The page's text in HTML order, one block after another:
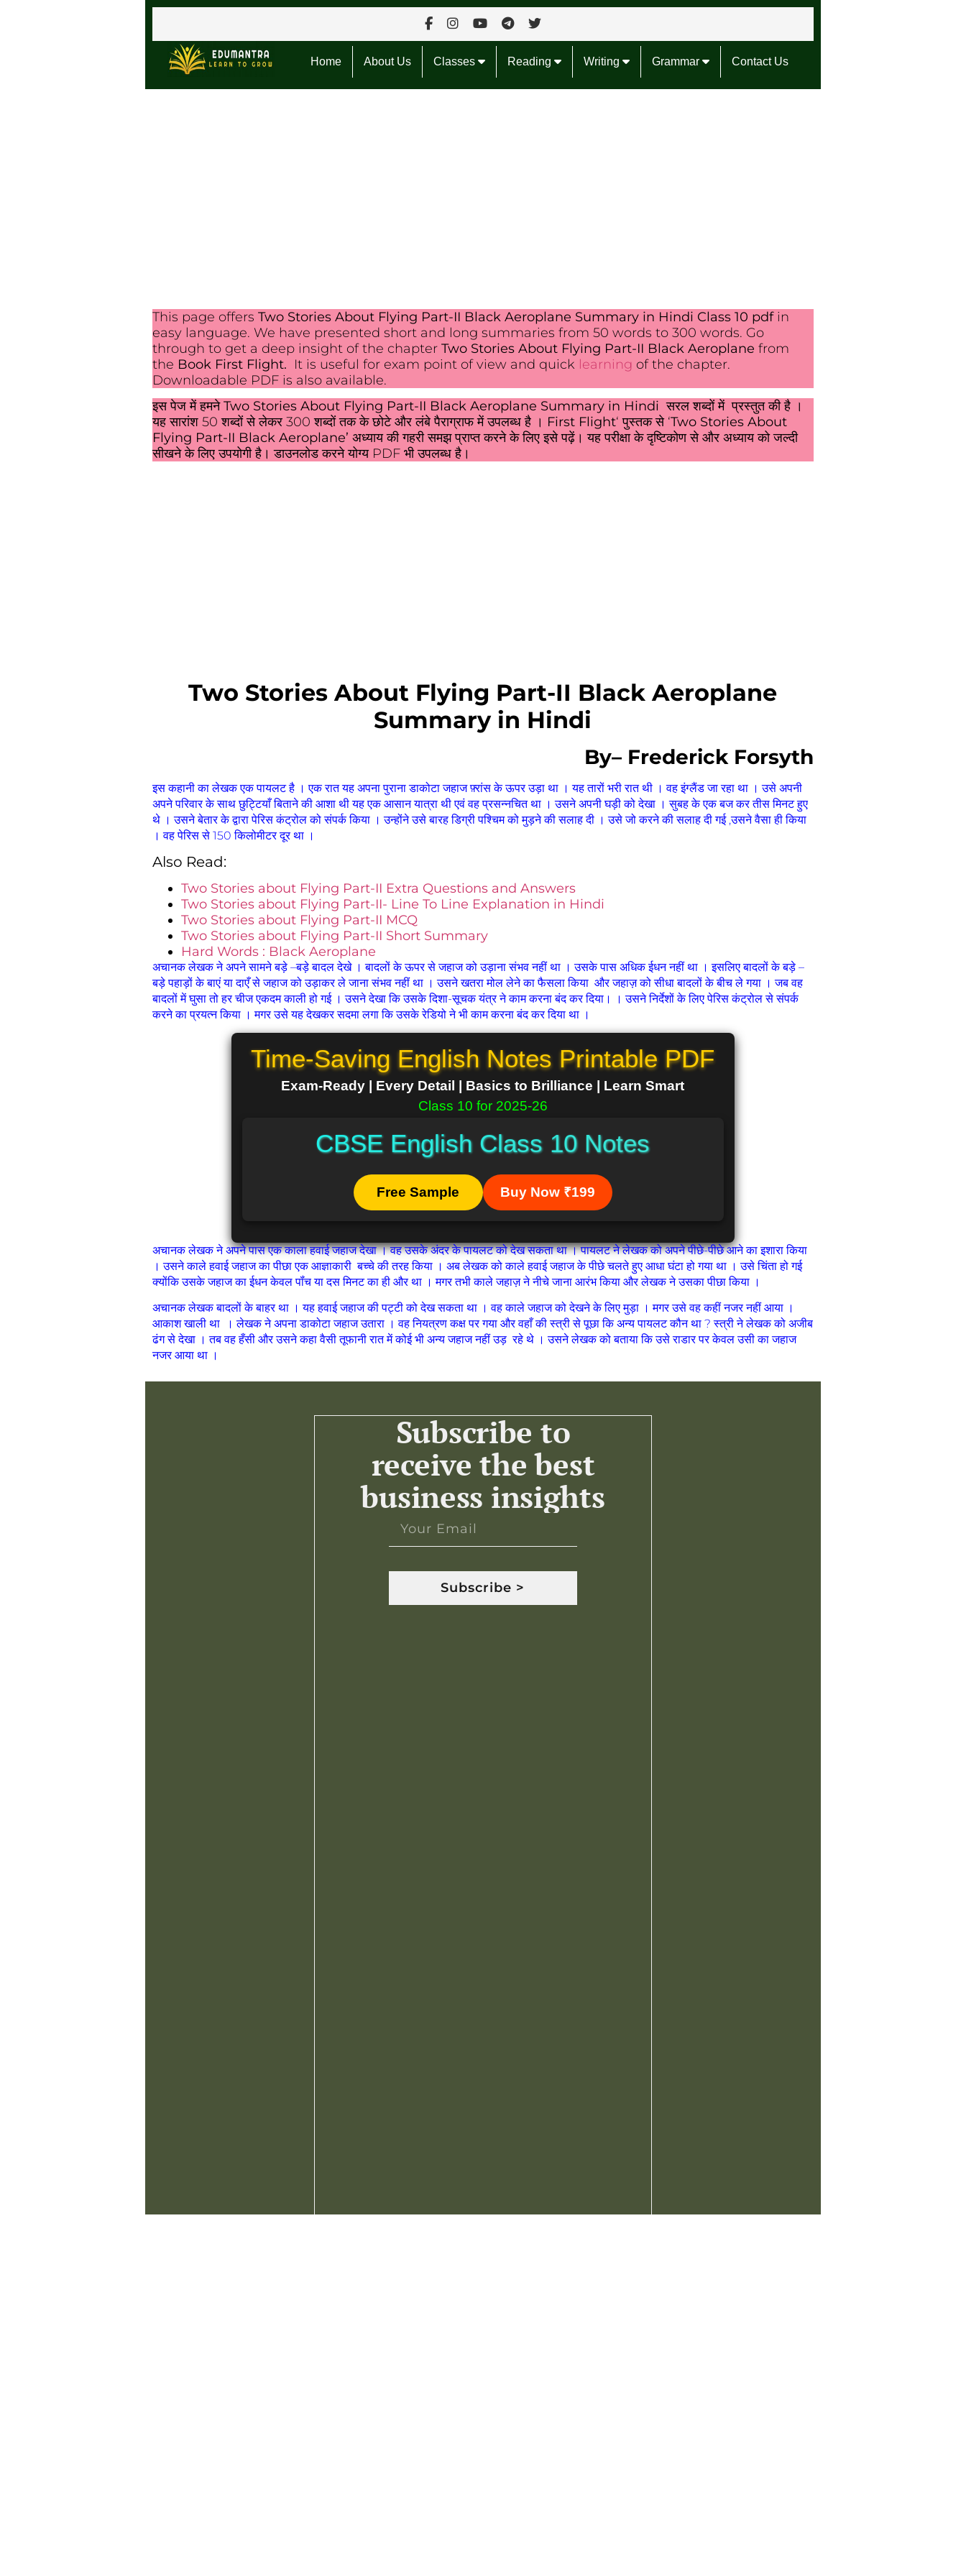
Home About Us Classes Reading Writing Grammar Contact Us
This page offers Two Stories About Flying Part-II Black Aeroplane Summary in Hindi Class 10 pdf in
easy language. We have presented short and long summaries from 50 words to 300 words. Go
through to get a deep insight of the chapter Two Stories About Flying Part-II Black Aeroplane from
the Book First Flight. It is useful for exam point of view and quick learning of the chapter.
Downloadable PDF is also available.
इस पेज में हमनेTwo Stories About Flying Part-II Black Aeroplane Summary in Hindi सरल शब्दों में प्रस्तुत की है ।
यह सारांश 50 शब्दों से लेकर 300 शब्दों तक के छोटे और लंबे पैराग्राफ में उपलब्ध है । First Flight‘ पुस्तक से ‘Two Stories About
Flying Part-II Black Aeroplane’ अध्याय की गहरी समझ प्राप्त करने के लिए इसे पढ़ें। यह परीक्षा के दृष्टिकोण से और अध्याय को जल्दी
सीखने के लिए उपयोगी है। डाउनलोड करने योग्य PDF भी उपलब्ध है।
Two Stories About Flying Part-II Black Aeroplane
Summary in Hindi
By– Frederick Forsyth
इस कहानी का लेखक एक पायलट है । एक रात यह अपना पुराना डाकोटा जहाज फ़्रांस के ऊपर उड़ा था । यह तारों भरी रात थी । वह इंग्लैंड जा रहा था । उसे अपनी
अपने परिवार के साथ छुट्टियाँ बिताने की आशा थी यह एक आसान यात्रा थी एवं वह प्रसन्नचित था । उसने अपनी घड़ी को देखा । सुबह के एक बज कर तीस मिनट हुए
थे । उसने बेतार के द्वारा पेरिस कंट्रोल को संपर्क किया । उन्होंने उसे बारह डिग्री पश्चिम को मुड़ने की सलाह दी । उसे जो करने की सलाह दी गई ,उसने वैसा ही किया
। वह पेरिस से 150 किलोमीटर दूर था ।
Also Read:
Two Stories about Flying Part-II Extra Questions and Answers
Two Stories about Flying Part-II- Line To Line Explanation in Hindi
Two Stories about Flying Part-II MCQ
Two Stories about Flying Part-II Short Summary
Hard Words : Black Aeroplane
अचानक लेखक ने अपने सामने बड़े –बड़े बादल देखे । बादलों के ऊपर से जहाज को उड़ाना संभव नहीं था । उसके पास अधिक ईधन नहीं था । इसलिए बादलों के बड़े –
बड़े पहाड़ों के बाएं या दाएँ से जहाज को उड़ाकर ले जाना संभव नहीं था । उसने खतरा मोल लेने का फैसला किया और जहाज़ को सीधा बादलों के बीच ले गया । जब वह
बादलों में घुसा तो हर चीज एकदम काली हो गई । उसने देखा कि उसके दिशा-सूचक यंत्र ने काम करना बंद कर दिया। । उसने निर्देशों के लिए पेरिस कंट्रोल से संपर्क
करने का प्रयत्न किया । मगर उसे यह देखकर सदमा लगा कि उसके रेडियो ने भी काम करना बंद कर दिया था ।
Time-Saving English Notes Printable PDF
Exam-Ready | Every Detail | Basics to Brilliance | Learn Smart
Class 10 for 2025-26
CBSE English Class 10 Notes
Free Sample Buy Now ₹199
अचानक लेखक ने अपने पास एक काला हवाई जहाज देखा । वह उसके अंदर के पायलट को देख सकता था । पायलट ने लेखक को अपने पीछे-पीछे आने का इशारा किया
। उसने काले हवाई जहाज का पीछा एक आज्ञाकारी बच्चे की तरह किया । अब लेखक को काले हवाई जहाज के पीछे चलते हुए आधा घंटा हो गया था । उसे चिंता हो गई
क्योंकि उसके जहाज का ईधन केवल पॉंच या दस मिनट का ही और था । मगर तभी काले जहाज़ ने नीचे जाना आरंभ किया और लेखक ने उसका पीछा किया ।
अचानक लेखक बादलों के बाहर था । यह हवाई जहाज की पट्टी को देख सकता था । वह काले जहाज को देखने के लिए मुड़ा । मगर उसे वह कहीं नजर नहीं आया ।
आकाश खाली था । लेखक ने अपना डाकोटा जहाज उतारा । वह नियत्रण कक्ष पर गया और वहाँ की स्त्री से पूछा कि अन्य पायलट कौन था ? स्त्री ने लेखक को अजीब
ढंग से देखा । तब वह हँसी और उसने कहा वैसी तूफानी रात में कोई भी अन्य जहाज नहीं उड़ रहे थे । उसने लेखक को बताया कि उसे राडार पर केवल उसी का जहाज
नजर आया था ।
Subscribe to
receive the best
business insights
Subscribe >